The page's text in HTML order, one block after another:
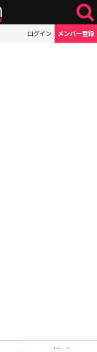
ログイン メンバー登録